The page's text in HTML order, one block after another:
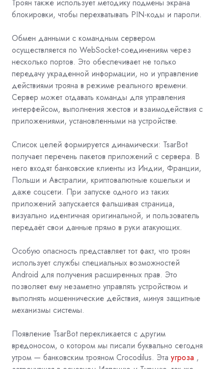
Троян также использует методику подмены экрана
блокировки, чтобы перехватывать PIN-коды и пароли.
Обмен данными с командным сервером
осуществляется по WebSocket-соединениям через
несколько портов. Это обеспечивает не только
передачу украденной информации, но и управление
действиями трояна в режиме реального времени.
Сервер может отдавать команды для управления
интерфейсом, выполнения жестов и взаимодействия с
приложениями, установленными на устройстве.
Список целей формируется динамически: TsarBot
получает перечень пакетов приложений с сервера. В
него входят банковские клиенты из Индии, Франции,
Польши и Австралии, криптовалютные кошельки и
даже соцсети. При запуске одного из таких
приложений запускается фальшивая страница,
визуально идентичная оригинальной, и пользователь
передаёт свои данные прямо в руки атакующих.
Особую опасность представляет тот факт, что троян
использует службы специальных возможностей
Android для получения расширенных прав. Это
позволяет ему незаметно управлять устройством и
выполнять мошеннические действия, минуя защитные
механизмы системы.
Появление TsarBot перекликается с другим
вредоносом, о котором мы писали буквально сегодня
утром — банковским трояном Crocodilus. Эта угроза ,